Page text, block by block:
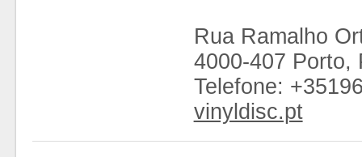
Rua Ramalho
4000-407 Porto,
Telefone:
vinyldisc.pt